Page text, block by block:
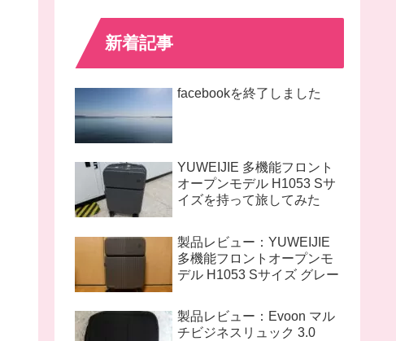
新着記事
facebookを終了しました
YUWEIJIE 多機能フロント
オープンモデル H1053 Sサ
イズを持って旅してみた
製品レビュー：YUWEIJIE
多機能フロントオープンモ
デル H1053 Sサイズ グレー
製品レビュー：Evoon マル
チビジネスリュック 3.0